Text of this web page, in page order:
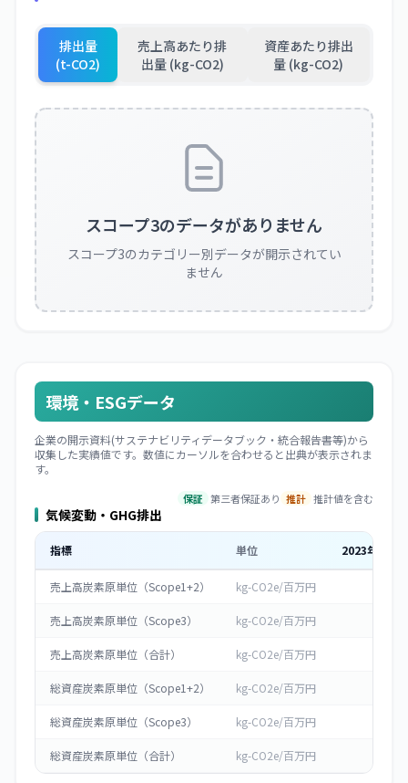
排出量
(t-CO2)
売上高あたり排
出量 (kg-CO2)
資産あたり排出
量 (kg-CO2)
スコープ3のデータがありません
スコープ3のカテゴリー別データが開示されてい
ません
環境・ESGデータ
企業の開示資料(サステナビリティデータブック・統合報告書等)から
収集した実績値です。数値にカーソルを合わせると出典が表示されま
す。
保証 第三者保証あり 推計 推計値を含む
気候変動・GHG排出
指標 単位 2023年度
売上高炭素原単位（Scope1+2） kg-CO2e/百万円
売上高炭素原単位（Scope3） kg-CO2e/百万円
売上高炭素原単位（合計） kg-CO2e/百万円
総資産炭素原単位（Scope1+2） kg-CO2e/百万円
総資産炭素原単位（Scope3） kg-CO2e/百万円
総資産炭素原単位（合計） kg-CO2e/百万円